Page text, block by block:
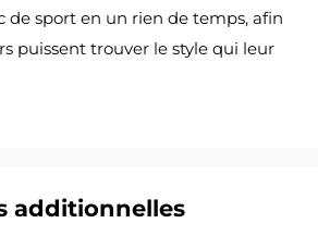
de sport en un rien de temps, afin
puissent trouver le style qui leur
additionnelles